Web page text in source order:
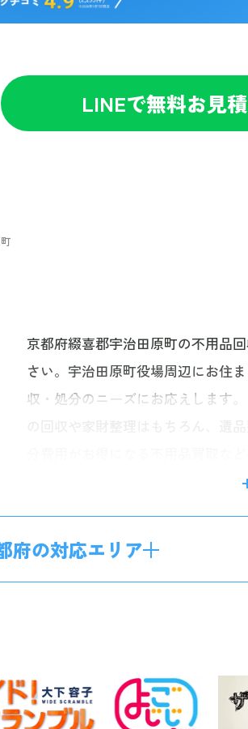
LINEで無料お見
京都府綴喜郡宇治田原町の不用品
さい。宇治田原町役場周辺にお住
収・処分のニーズにお応えします
タッフが迅速丁寧に対応しますの
府の対応エリア